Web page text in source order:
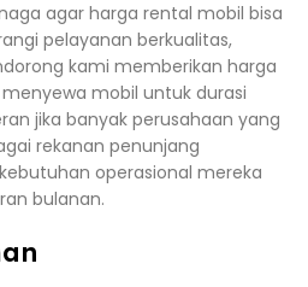
agar harga rental mobil bisa
pelayanan berkualitas,
kami memberikan harga
mobil untuk durasi
jika banyak perusahaan yang
rekanan penunjang
operasional mereka
bulanan.